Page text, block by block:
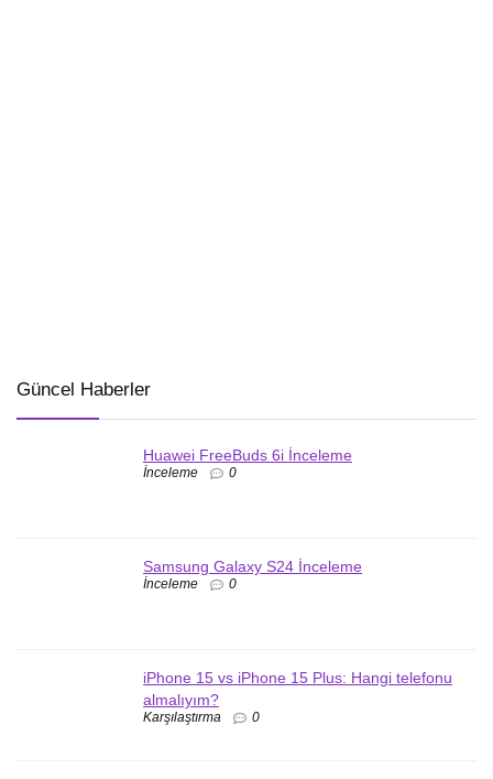
Güncel Haberler
Huawei FreeBuds 6i İnceleme
İnceleme 0
Samsung Galaxy S24 İnceleme
İnceleme 0
iPhone 15 vs iPhone 15 Plus: Hangi telefonu
almalıyım?
Karşılaştırma 0